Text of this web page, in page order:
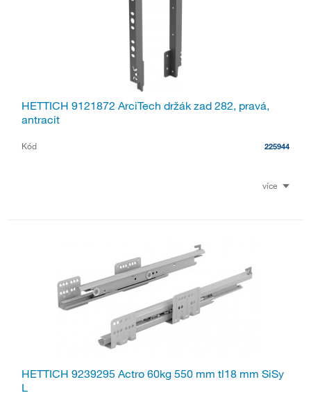
HETTICH 9121872 ArciTech držák zad 282, pravá,
antracit
Kód 225944
více
HETTICH 9239295 Actro 60kg 550 mm tl18 mm SiSy
L